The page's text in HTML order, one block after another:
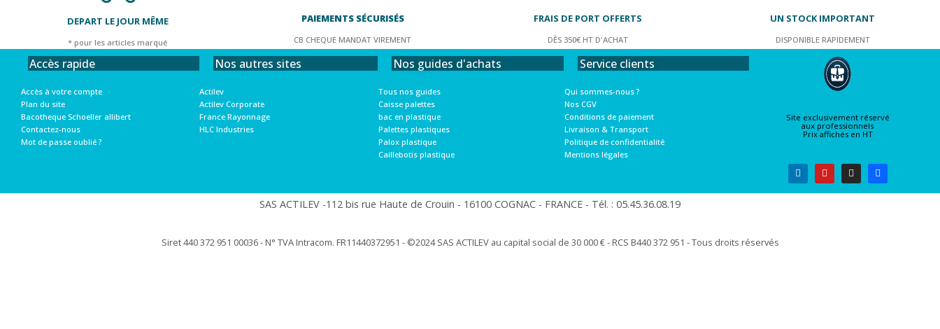
DEPART LE JOUR MÊME
* pour les articles marqué
PAIEMENTS SÉCURISÉS
CB CHEQUE MANDAT VIREMENT
FRAIS DE PORT OFFERTS
DÈS 350€ HT D'ACHAT
UN STOCK IMPORTANT
DISPONIBLE RAPIDEMENT
Accès rapide
Accès à votre compte
Plan du site
Bacotheque Schoeller allibert
Contactez-nous
Mot de passe oublié ?
Nos autres sites
Actilev
Actilev Corporate
France Rayonnage
HLC Industries
Nos guides d'achats
Tous nos guides
Caisse palettes
bac en plastique
Palettes plastiques
Palox plastique
Caillebotis plastique
Service clients
Qui sommes-nous ?
Nos CGV
Conditions de paiement
Livraison & Transport
Politique de confidentialité
Mentions légales
Site exclusivement réservé
aux professionnels
Prix affichés en HT
SAS ACTILEV -112 bis rue Haute de Crouin - 16100 COGNAC - FRANCE - Tél. : 05.45.36.08.19​
Siret 440 372 951 00036 - N° TVA Intracom. FR11440372951 - ©2024 SAS ACTILEV au capital social de 30 000 € - RCS B440 372 951 - Tous droits réservés​​